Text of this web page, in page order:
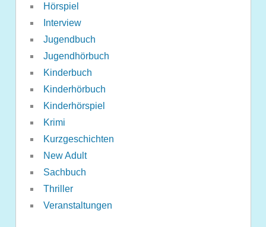
Hörspiel
Interview
Jugendbuch
Jugendhörbuch
Kinderbuch
Kinderhörbuch
Kinderhörspiel
Krimi
Kurzgeschichten
New Adult
Sachbuch
Thriller
Veranstaltungen